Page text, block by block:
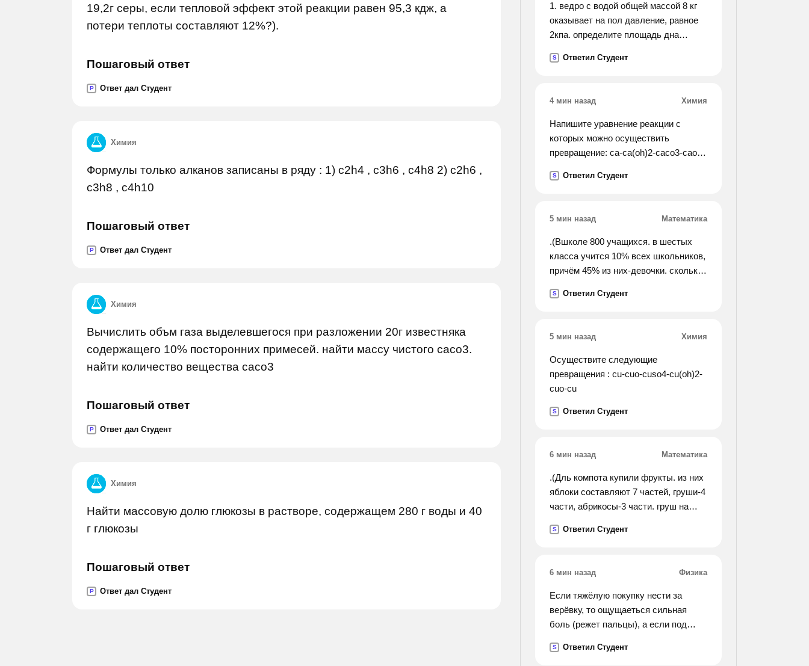
19,2г серы, если тепловой эффект этой реакции равен 95,3 кдж, а
потери теплоты составляют 12%?).
Пошаговый ответ
P Ответ дал Студент
Химия
Формулы только алканов записаны в ряду : 1) c2h4 , c3h6 , c4h8 2) c2h6 ,
с3h8 , c4h10
Пошаговый ответ
P Ответ дал Студент
Химия
Вычислить объм газа выделевшегося при разложении 20г известняка
содержащего 10% посторонних примесей. найти массу чистого сасо3.
найти количество вещества сасо3
Пошаговый ответ
P Ответ дал Студент
Химия
Найти массовую долю глюкозы в растворе, содержащем 280 г воды и 40
г глюкозы
Пошаговый ответ
P Ответ дал Студент
1. ведро с водой общей массой 8 кг
оказывает на пол давление, равное
2кпа. определите площадь дна
S Ответил Студент
4 мин назад Химия
Напишите уравнение реакции с
которых можно осуществить
превращение: ca-ca(oh)2-caco3-cao-
mgco3-co2-mg2co3
S Ответил Студент
5 мин назад Математика
.(Вшколе 800 учащихся. в шестых
класса учится 10% всех школьников,
причём 45% из них-девочки. сколько
классах?).
S Ответил Студент
5 мин назад Химия
Осуществите следующие
превращения : cu-cuo-cuso4-cu(oh)2-
cuo-cu
S Ответил Студент
6 мин назад Математика
.(Дль компота купили фрукты. из них
яблоки составляют 7 частей, груши-4
части, абрикосы-3 части. груш на
килограмм меньше чем яблок.
S Ответил Студент
6 мин назад Физика
Если тяжёлую покупку нести за
верёвку, то ощущаеться сильная
боль (режет пальцы), а если под
несколько раз лист бумаги, то боль
S Ответил Студент